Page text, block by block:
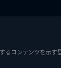
るコンテンツを示す